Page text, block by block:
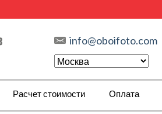
info@oboifoto.com
Расчет стоимости Оплата